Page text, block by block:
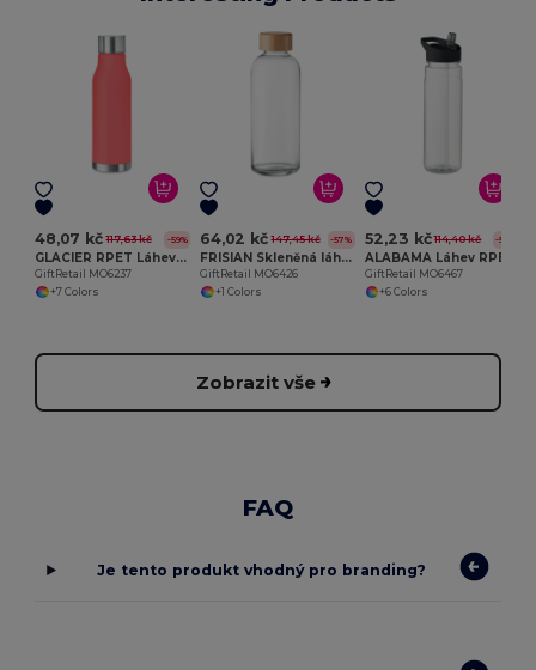
48,07 kč 117,63 kč -59%
GLACIER RPET Láhev z RPET, 600ml
GiftRetail MO6237
+7 Colors
64,02 kč 147,45 kč -57%
FRISIAN Skleněná láhev s bambus víčkem
GiftRetail MO6426
+1 Colors
52,23 kč 114,40 kč -54%
GiftRetail MO6467
+6 Colors
Zobrazit vše
FAQ
Je tento produkt vhodný pro branding?